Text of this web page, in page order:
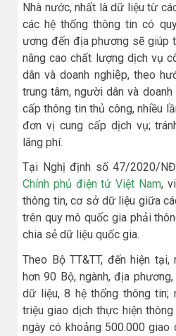
Nhà nước, nhất là dữ liệu từ
các hệ thống thông tin có
ương đến địa phương sẽ giúp
nâng cao chất lượng dịch vụ
dân và doanh nghiệp, theo
trung tâm, người dân và
cấp thông tin thủ công, nhiều
đơn vị cung cấp dịch vụ;
lãng phí.
Tại Nghị định số 47/2020/
Chính phủ điện tử Việt Nam,
thông tin, cơ sở dữ liệu giữa
trên quy mô quốc gia phải
chia sẻ dữ liệu quốc gia.
Theo Bộ TT&TT, đến hiện
hơn 90 Bộ, ngành, địa
dữ liệu, 8 hệ thống thông tin;
triệu giao dịch thực hiện
ngày có khoảng 500.000 giao